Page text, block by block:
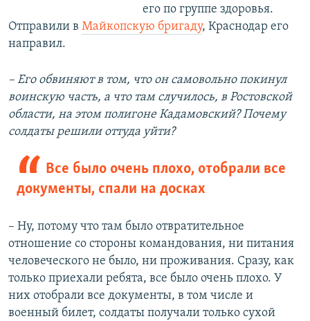
его по группе здоровья.
Отправили в Майкопскую бригаду, Краснодар его
направил.
– Его обвиняют в том, что он самовольно покинул
воинскую часть, а что там случилось, в Ростовской
области, на этом полигоне Кадамовский? Почему
солдаты решили оттуда уйти?
Все было очень плохо, отобрали все
документы, спали на досках
– Ну, потому что там было отвратительное
отношение со стороны командования, ни питания
человеческого не было, ни проживания. Сразу, как
только приехали ребята, все было очень плохо. У
них отобрали все документы, в том числе и
военный билет, солдаты получали только сухой